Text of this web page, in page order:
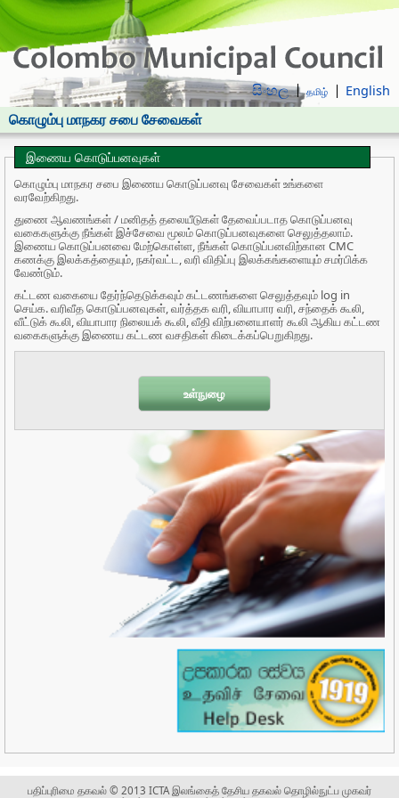
සිංහල தமிழ் English
கொழும்பு மாநகர சபை சேவைகள்
இணைய கொடுப்பனவுகள்
கொழும்பு மாநகர சபை இணைய கொடுப்பனவு சேவைகள் உங்களை
வரவேற்கிறது.
துணை ஆவணங்கள் / மனிதத் தலையீடுகள் தேவைப்படாத கொடுப்பனவு
வகைகளுக்கு நீங்கள் இச்சேவை மூலம் கொடுப்பனவுகளை செலுத்தலாம்.
இணைய கொடுப்பனவை மேற்கொள்ள, நீங்கள் கொடுப்பனவிற்கான CMC
கணக்கு இலக்கத்தையும், நகர்வட்ட, வரி விதிப்பு இலக்கங்களையும் சமர்பிக்க
வேண்டும்.
கட்டண வகையை தேர்ந்தெடுக்கவும் கட்டணங்களை செலுத்தவும் log in
செய்க. வரிவீத கொடுப்பனவுகள், வர்த்தக வரி, வியாபார வரி, சந்தைக் கூலி,
வீட்டுக் கூலி, வியாபார நிலையக் கூலி, வீதி விற்பனையாளர் கூலி ஆகிய கட்டண
வகைகளுக்கு இணைய கட்டண வசதிகள் கிடைக்கப்பெறுகிறது.
பதிப்புரிமை தகவல் © 2013 ICTA இலங்கைத் தேசிய தகவல் தொழில்நுட்ப முகவர்